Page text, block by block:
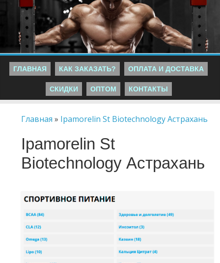
ГЛАВНАЯ КАК ЗАКАЗАТЬ? ОПЛАТА И ДОСТАВКА
СКИДКИ ОПТОМ КОНТАКТЫ
Главная » Ipamorelin St Biotechnology Астрахань
Ipamorelin St
Biotechnology Астрахань